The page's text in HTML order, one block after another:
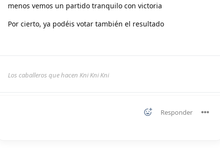
menos vemos un partido tranquilo con victoria
Por cierto, ya podéis votar también el resultado
Los caballeros que hacen Kni Kni Kni
Responder